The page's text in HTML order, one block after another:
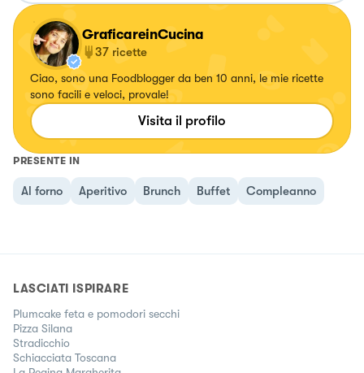
GraficareinCucina
37 ricette
Ciao, sono una Foodblogger da ben 10 anni, le mie ricette
sono facili e veloci, provale!
Visita il profilo
PRESENTE IN
Al forno Aperitivo Brunch Buffet Compleanno
LASCIATI ISPIRARE
Plumcake feta e pomodori secchi
Pizza Silana
Stradicchio
Schiacciata Toscana